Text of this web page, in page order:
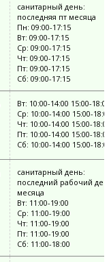
санитарный день:
последняя пт месяца
Пн: 09:00-17:15
Вт: 09:00-17:15
Ср: 09:00-17:15
Чт: 09:00-17:15
Пт: 09:00-17:15
Сб: 09:00-17:15
Вт: 10:00-14:00 15:00-18:00
Ср: 10:00-14:00 15:00-18:00
Чт: 10:00-14:00 15:00-18:00
Пт: 10:00-14:00 15:00-18:00
Сб: 10:00-14:00 15:00-18:00
санитарный день:
последний рабочий
месяца
Вт: 11:00-19:00
Ср: 11:00-19:00
Чт: 11:00-19:00
Пт: 11:00-19:00
Сб: 11:00-18:00